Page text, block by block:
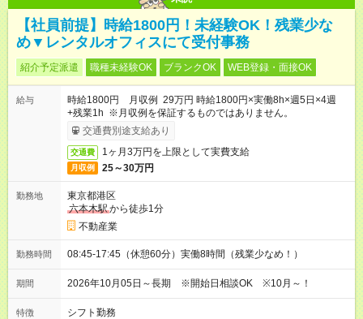
【社員前提】時給1800円！未経験OK！残業少な
め▼レンタルオフィスにて受付事務
紹介予定派遣 職種未経験OK ブランクOK WEB登録・面接OK
給与
時給1800円 月収例 29万円 時給1800円×実働8h×週5日×4週
+残業1h ※月収例を保証するものではありません。
交通費別途支給あり
交通費 1ヶ月3万円を上限として実費支給
月収例 25～30万円
勤務地
東京都港区
六本木駅から徒歩1分
不動産業
勤務時間 08:45-17:45（休憩60分）実働8時間（残業少なめ！）
期間 2026年10月05日～長期 ※開始日相談OK ※10月～！
特徴 シフト勤務